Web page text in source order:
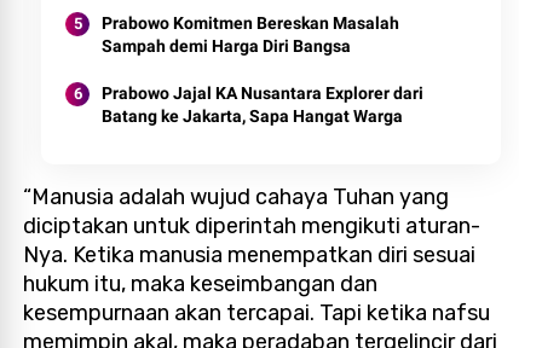
Prabowo Komitmen Bereskan Masalah
Sampah demi Harga Diri Bangsa
Prabowo Jajal KA Nusantara Explorer dari
Batang ke Jakarta, Sapa Hangat Warga
“Manusia adalah wujud cahaya Tuhan yang
diciptakan untuk diperintah mengikuti aturan-
Nya. Ketika manusia menempatkan diri sesuai
hukum itu, maka keseimbangan dan
kesempurnaan akan tercapai. Tapi ketika nafsu
memimpin akal, maka peradaban tergelincir dari